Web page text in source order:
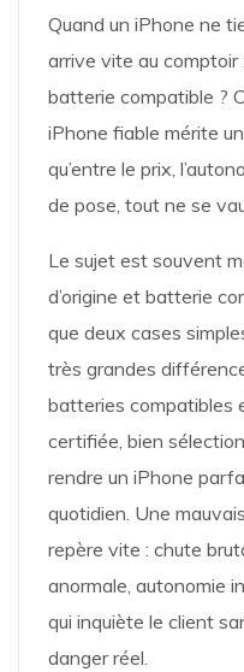
Quand un iPhone ne
arrive vite au
batterie compatible ?
iPhone fiable mérite
qu’entre le prix,
de pose, tout ne se
Le sujet est souvent
d’origine et batterie
que deux cases
très grandes
batteries compatibles
certifiée, bien
rendre un iPhone
quotidien. Une
repère vite : chute
anormale, autonomie
qui inquiète le client
danger réel.